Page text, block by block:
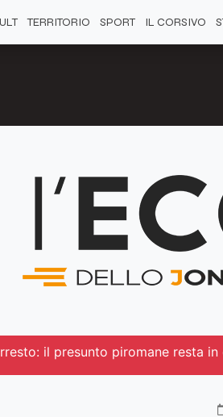
TERRITORIO SPORT IL CORSIVO
il presunto piromane resta in